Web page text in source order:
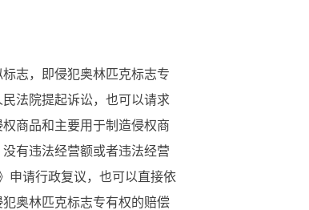
志，即侵犯奥林匹克标志专
法院提起诉讼，也可以请求
商品和主要用于制造侵权商
有违法经营额或者违法经营
申请行政复议，也可以直接依
奥林匹克标志专有权的赔偿